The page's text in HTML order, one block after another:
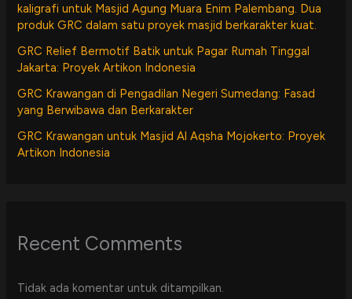
kaligrafi untuk Masjid Agung Muara Enim Palembang. Dua
produk GRC dalam satu proyek masjid berkarakter kuat.
GRC Relief Bermotif Batik untuk Pagar Rumah Tinggal
Jakarta: Proyek Artikon Indonesia
GRC Krawangan di Pengadilan Negeri Sumedang: Fasad
yang Berwibawa dan Berkarakter
GRC Krawangan untuk Masjid Al Aqsha Mojokerto: Proyek
Artikon Indonesia
Recent Comments
Tidak ada komentar untuk ditampilkan.